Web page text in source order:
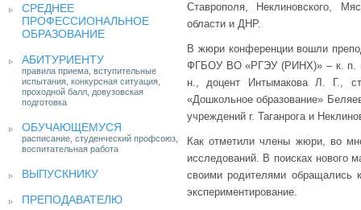
СРЕДНЕЕ
ПРОФЕССИОНАЛЬНОЕ
ОБРАЗОВАНИЕ
АБИТУРИЕНТУ
правила приема, вступительные
испытания, конкурсная ситуация,
проходной балл, довузовская
подготовка
ОБУЧАЮЩЕМУСЯ
расписание, студенческий профсоюз,
воспитательная работа
ВЫПУСКНИКУ
ПРЕПОДАВАТЕЛЮ
Ставрополя, Неклиновского,
области и ДНР.
В жюри конференции вошли
ФГБОУ ВО «РГЭУ (РИНХ)» – к. п.
н., доцент Интымакова Л. Г.,
«Дошкольное образование»
учреждений г. Таганрога и
Как отметили члены жюри, во
исследований. В поисках нового
своими родителями обращались
экспериментирование.